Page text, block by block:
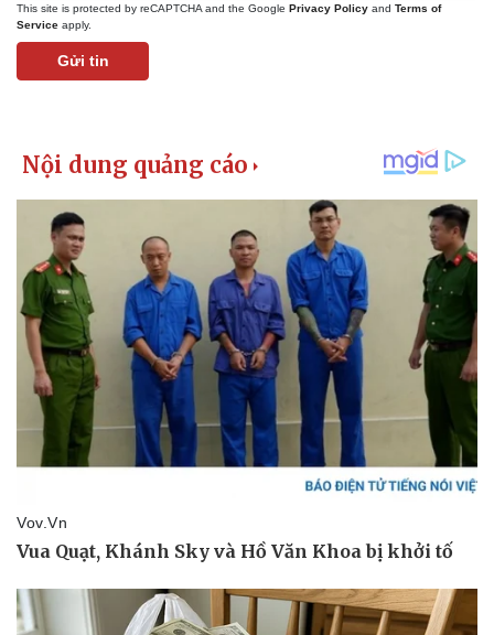
Thể thao
Lịch thi đấu bóng đá
Thế giới thể thao
Ô tô - Xe máy
Xe máy
Tư vấn
This site is protected by reCAPTCHA and the Google Privacy Policy and Terms of
Service apply.
Gửi tin